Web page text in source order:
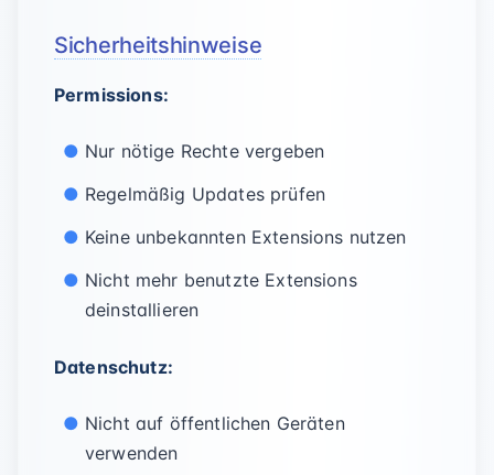
Sicherheitshinweise
Permissions:
Nur nötige Rechte vergeben
Regelmäßig Updates prüfen
Keine unbekannten Extensions nutzen
Nicht mehr benutzte Extensions
deinstallieren
Datenschutz:
Nicht auf öffentlichen Geräten
verwenden